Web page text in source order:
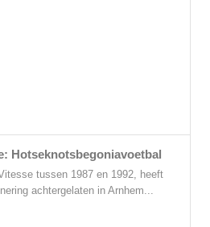
Hotseknotsbegoniavoetbal
tussen 1987 en 1992, heeft
achtergelaten in Arnhem...